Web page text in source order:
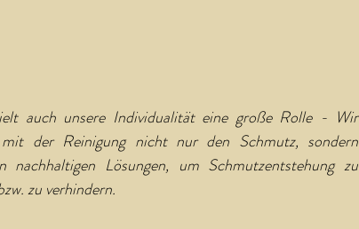
auch unsere Individualität eine große Rolle - Wir
mit der Reinigung nicht nur den Schmutz, sondern
nachhaltigen Lösungen, um Schmutzentstehung zu
zu verhindern.